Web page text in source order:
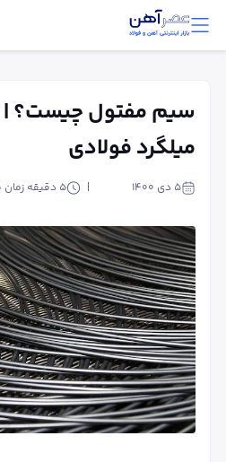
سیم مفتول چیست؟ |
میلگرد فولادی
۵ دی ۱۴۰۰ 5 دقیقه زمان